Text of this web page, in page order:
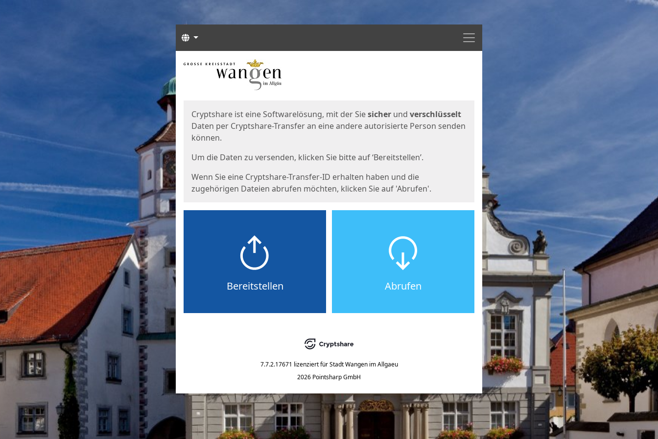
Menü
Sprachen
Start
Cryptshare ist eine Softwarelösung, mit der Siesicher und verschlüsselt
Daten per Cryptshare-Transfer an eine andere autorisierte Person senden
können.
Um die Daten zu versenden, klicken Sie bitte auf ‘Bereitstellen’.
Wenn Sie eine Cryptshare-Transfer-ID erhalten haben und die
zugehörigen Dateien abrufen möchten, klicken Sie auf 'Abrufen'.
Bereitstellen Abrufen
7.7.2.17671 lizenziert für Stadt Wangen im Allgaeu
2026 Pointsharp GmbH